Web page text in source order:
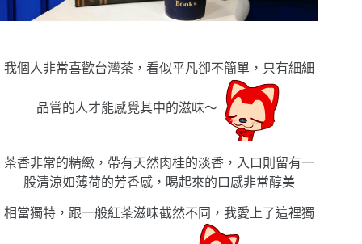
我個人非常喜歡台灣茶，看似平凡卻不簡單，只有細細
品嘗的人才能感覺其中的滋味〜
茶香非常的精緻，帶有天然肉桂的淡香，入口則留有一
股清涼如薄荷的芳香感，喝起來的口感非常醇美
相當獨特，跟一般紅茶滋味截然不同，我愛上了這裡獨